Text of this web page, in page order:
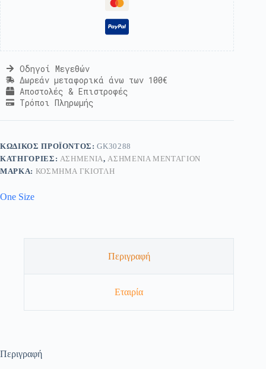
Οδηγοί Μεγεθών
Δωρεάν μεταφορικά άνω των 100€
Αποστολές & Επιστροφές
Τρόποι Πληρωμής
ΚΩΔΙΚΌΣ ΠΡΟΪΌΝΤΟΣ:GK30288
ΚΑΤΗΓΟΡΊΕΣ: ΑΣΗΜΈΝΙΑ, ΑΣΗΜΈΝΙΑ ΜΕΝΤΑΓΙΌΝ
ΜΆΡΚΑ: ΚΟΣΜΗΜΑ ΓΚΙΟΤΛΗ
One Size
Περιγραφή
Εταιρία
Περιγραφή